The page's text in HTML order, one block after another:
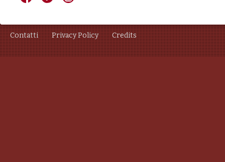
Contatti Privacy Policy Credits